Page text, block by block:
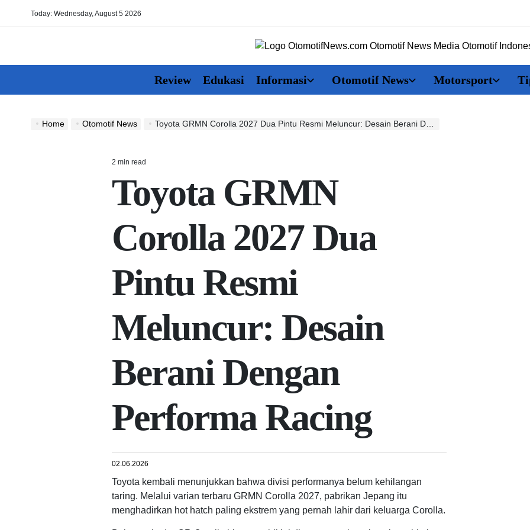
Today: Wednesday, August 5 2026
OtomotifNews.com
Review Edukasi Informasi Otomotif News Motorsport
Home Otomotif News Toyota GRMN Corolla 2027 Dua Pintu Resmi Meluncur: Desain Berani Dengan Performa Racing
Estimated
time
2 min read
Toyota GRMN
Corolla 2027 Dua
Pintu Resmi
Meluncur: Desain
Berani Dengan
Performa Racing
02.06.2026
Toyota kembali menunjukkan bahwa divisi performanya belum kehilangan
taring. Melalui varian terbaru GRMN Corolla 2027, pabrikan Jepang itu
menghadirkan hot hatch paling ekstrem yang pernah lahir dari keluarga Corolla.